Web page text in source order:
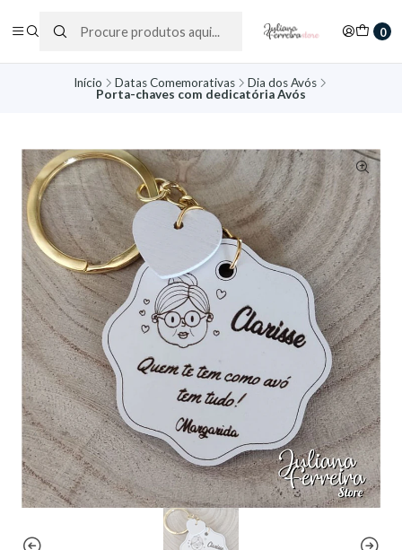
0
Início Datas Comemorativas
Dia dos Avós
Porta-chaves com dedicatória Avós